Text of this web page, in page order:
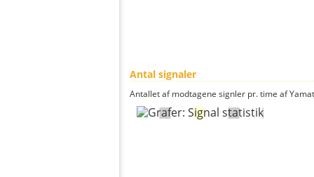
Antal signaler
Antallet af modtagene signler pr. time af